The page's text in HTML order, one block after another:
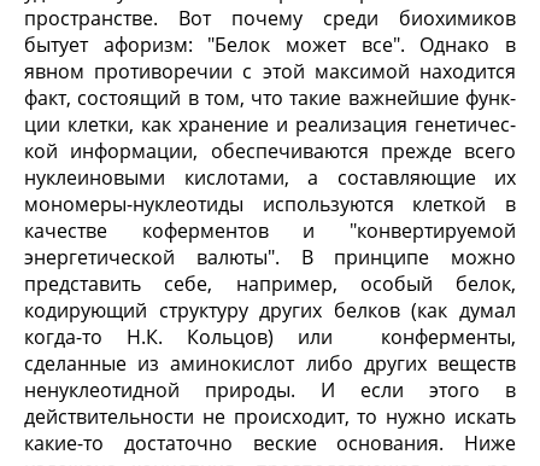
пространстве. Вот почему среди биохими­ков
бытует афоризм: "Белок может все". Однако в
явном противоречии с этой максимой находится
факт, состоящий в том, что такие важнейшие функ­
ции клетки, как хранение и реализация генетичес­
кой информации, обеспечиваются прежде всего
нуклеиновыми кислотами, а составляющие их
мономеры-нуклеотиды используются клеткой в
каче­стве коферментов и "конвертируемой
энергетичес­кой валюты". В принципе можно
представить себе, например, особый белок,
кодирующий структуру других белков (как думал
когда-то Н.К. Кольцов) или конферменты,
сделанные из аминокислот либо других веществ
ненуклеотидной природы. И если этого в
действительности не происходит, то нужно искать
какие-то достаточно веские основания. Ни­же